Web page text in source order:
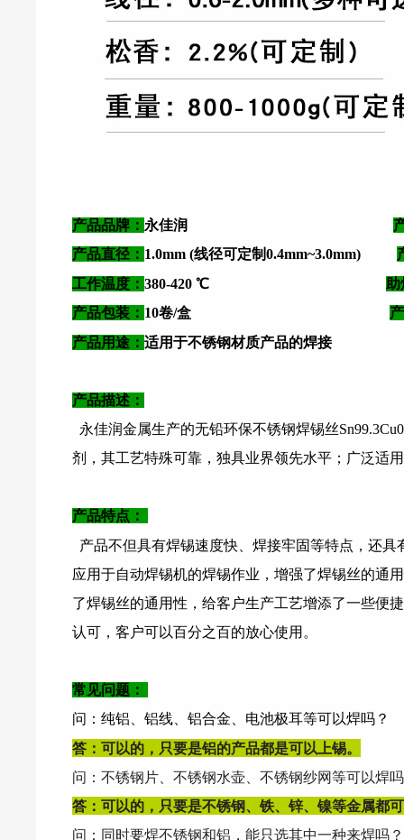
产品品牌： 永佳润
产品直径： 1.0mm (线径可定制0.4mm~3.0mm)
工作温度： 380-420 ℃
助
产品包装： 10卷/盒
产品用途 ： 适用于不锈钢材质产品的焊接
产品描述：
永佳润金属生产的无铅环保不锈钢焊锡丝
剂，其工艺特殊可靠，独具业界领先水平；广泛适
产品特点：
产品不但具有焊锡速度快、焊接牢固等特点，还
应用于自动焊锡机的焊锡作业，增强了焊锡丝的通
了焊锡丝的通用性，给客户生产工艺增添了一些便
认可，客户可以百分之百的放心使用。
常见问题：
问：纯铝、铝线、铝合金、电池极耳等可以焊吗？
答：可以的，只要是铝的产品都是可以上锡。
问：不锈钢片、不锈钢水壶、不锈钢纱网等可以焊
答：可以的，只要是不锈钢、铁、锌、镍等金属都
问：同时要焊不锈钢和铝，能只选其中一种来焊吗？